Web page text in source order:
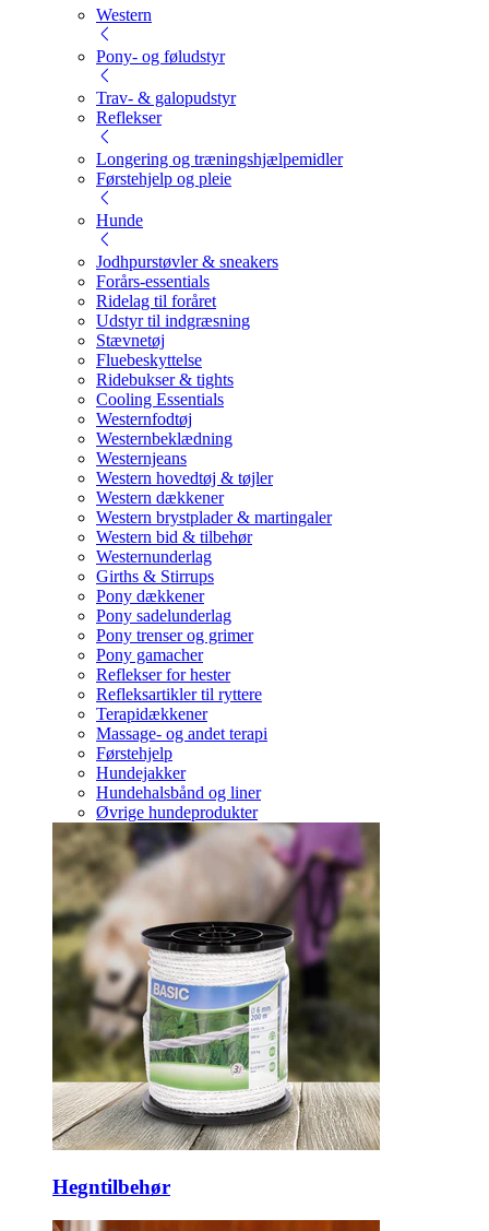
Western
Pony- og føludstyr
Trav- & galopudstyr
Reflekser
Longering og træningshjælpemidler
Førstehjelp og pleie
Hunde
Jodhpurstøvler & sneakers
Forårs-essentials
Ridelag til foråret
Udstyr til indgræsning
Stævnetøj
Fluebeskyttelse
Ridebukser & tights
Cooling Essentials
Westernfodtøj
Westernbeklædning
Westernjeans
Western hovedtøj & tøjler
Western dækkener
Western brystplader & martingaler
Western bid & tilbehør
Westernunderlag
Girths & Stirrups
Pony dækkener
Pony sadelunderlag
Pony trenser og grimer
Pony gamacher
Reflekser for hester
Refleksartikler til ryttere
Terapidækkener
Massage- og andet terapi
Førstehjelp
Hundejakker
Hundehalsbånd og liner
Øvrige hundeprodukter
Hegntilbehør